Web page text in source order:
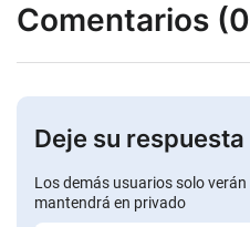
Comentarios
Deje su respuesta
Los demás usuarios solo
mantendrá en privado